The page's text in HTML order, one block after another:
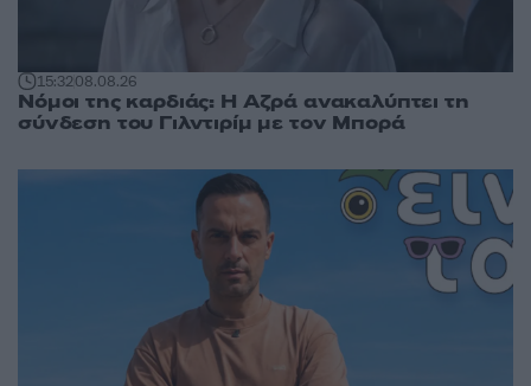
15:3208.08.26
Νόμοι της καρδιάς: Η Αζρά ανακαλύπτει τη
σύνδεση του Γιλντιρίμ με τον Μπορά